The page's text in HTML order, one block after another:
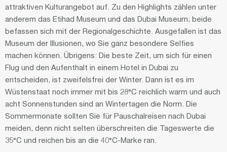
attraktiven Kulturangebot auf. Zu den Highlights zählen unter
anderem das Etihad Museum und das Dubai Museum; beide
befassen sich mit der Regionalgeschichte. Ausgefallen ist das
Museum der Illusionen, wo Sie ganz besondere Selfies
machen können. Übrigens: Die beste Zeit, um sich für einen
Flug und den Aufenthalt in einem Hotel in Dubai zu
entscheiden, ist zweifelsfrei der Winter. Dann ist es im
Wüstenstaat noch immer mit bis 28°C reichlich warm und auch
acht Sonnenstunden sind an Wintertagen die Norm. Die
Sommermonate sollten Sie für Pauschalreisen nach Dubai
meiden, denn nicht selten überschreiten die Tageswerte die
35°C und reichen bis an die 40°C-Marke ran.